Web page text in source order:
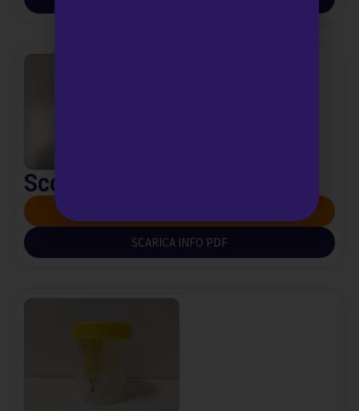
Scotch test – ricerca ossiuri
SCARICA INFO PDF